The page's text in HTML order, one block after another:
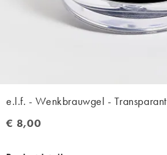
e.l.f. - Wenkbrauwgel - Transparant
€ 8,00
€ 8,00